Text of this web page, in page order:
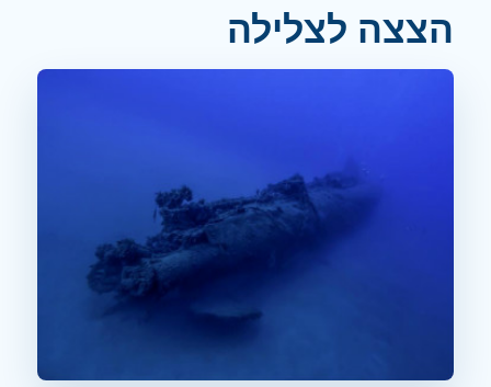
הצצה לצלילה